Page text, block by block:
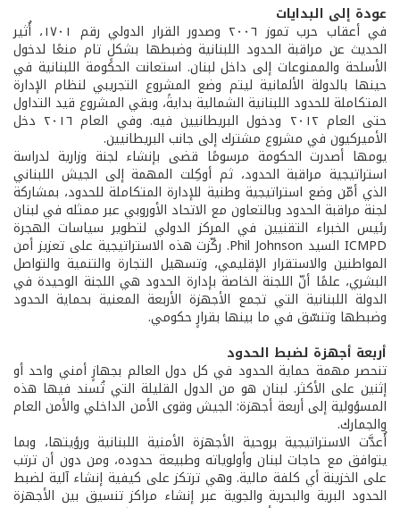
عودة إلى البدايات
في أعقاب حرب تموز ٢٠٠٦ وصدور القرار الدولي رقم ١٧٠١، أُثير
الحديث عن مراقبة الحدود اللبنانية وضبطها بشكلٍ تام منعًا لدخول
الأسلحة والممنوعات إلى داخل لبنان. استعانت الحكومة اللبنانية في
حينها بالدولة الألمانية ليتم وضع المشروع التجريبي لنظام الإدارة
المتكاملة للحدود اللبنانية الشمالية بدايةً، وبقي المشروع قيد التداول
حتى العام ٢٠١٢ ودخول البريطانيين فيه. وفي العام ٢٠١٦ دخل
الأميركيون في مشروع مشترك إلى جانب البريطانيين.
يومها أصدرت الحكومة مرسومًا قضى بإنشاء لجنة وزارية لدراسة
استراتيجية مراقبة الحدود، ثم أوكِلت المهمة إلى الجيش اللبناني
الذي أمّن وضع استراتيجية وطنية للإدارة المتكاملة للحدود، بمشاركة
لجنة مراقبة الحدود وبالتعاون مع الاتحاد الأوروبي عبر ممثله في لبنان
رئيس الخبراء التقنيين في المركز الدولي لتطوير سياسات الهجرة
ICMPD السيد Phil Johnson. ركّزت هذه الاستراتيجية على تعزيز أمن
المواطنين والاستقرار الإقليمي، وتسهيل التجارة والتنمية والتواصل
البشري، علمًا أنّ اللجنة الخاصة بإدارة الحدود هي اللجنة الوحيدة في
الدولة اللبنانية التي تجمع الأجهزة الأربعة المعنية بحماية الحدود
وضبطها وتنسّق في ما بينها بقرارٍ حكومي.
أربعة أجهزة لضبط الحدود
تنحصر مهمة حماية الحدود في كل دول العالم بجهازٍ أمني واحد أو
إثنين على الأكثر. لبنان هو من الدول القليلة التي تُسند فيها هذه
المسؤولية إلى أربعة أجهزة: الجيش وقوى الأمن الداخلي والأمن العام
والجمارك.
أُعدَّت الاستراتيجية بروحية الأجهزة الأمنية اللبنانية ورؤيتها، وبما
يتوافق مع حاجات لبنان وأولوياته وطبيعة حدوده، ومن دون أن ترتب
على الخزينة أي كلفة مالية. وهي ترتكز على كيفية إنشاء آلية لضبط
الحدود البرية والبحرية والجوية عبر إنشاء مراكز تنسيق بين الأجهزة